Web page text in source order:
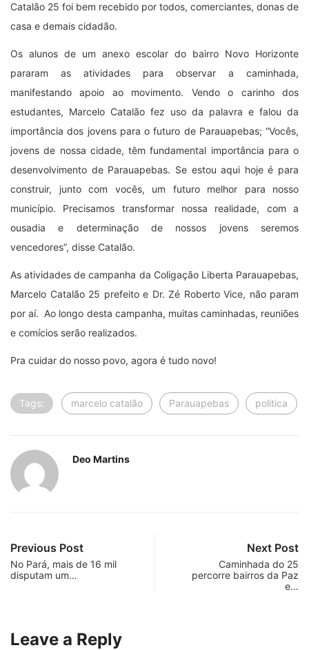
Catalão 25 foi bem recebido por todos, comerciantes, donas de
casa e demais cidadão.
Os alunos de um anexo escolar do bairro Novo Horizonte
pararam as atividades para observar a caminhada,
manifestando apoio ao movimento. Vendo o carinho dos
estudantes, Marcelo Catalão fez uso da palavra e falou da
importância dos jovens para o futuro de Parauapebas; “Vocês,
jovens de nossa cidade, têm fundamental importância para o
desenvolvimento de Parauapebas. Se estou aqui hoje é para
construir, junto com vocês, um futuro melhor para nosso
município. Precisamos transformar nossa realidade, com a
ousadia e determinação de nossos jovens seremos
vencedores”, disse Catalão.
As atividades de campanha da Coligação Liberta Parauapebas,
Marcelo Catalão 25 prefeito e Dr. Zé Roberto Vice, não param
por aí. Ao longo desta campanha, muitas caminhadas, reuniões
e comícios serão realizados.
Pra cuidar do nosso povo, agora é tudo novo!
Tags: marcelo catalão Parauapebas politica
Deo Martins
Previous Post
No Pará, mais de 16 mil
disputam um…
Next Post
Caminhada do 25
percorre bairros da Paz
e…
Leave a Reply